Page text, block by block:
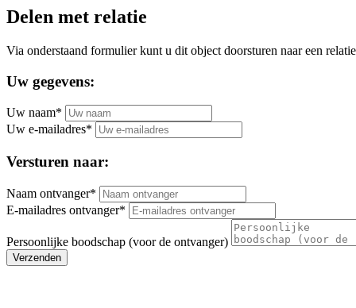
Delen met relatie
Via onderstaand formulier kunt u dit object doorsturen naar een
Uw gegevens:
Uw naam*
Uw e-mailadres*
Versturen naar:
Naam ontvanger*
E-mailadres ontvanger*
Persoonlijke boodschap (voor de ontvanger)
Verzenden